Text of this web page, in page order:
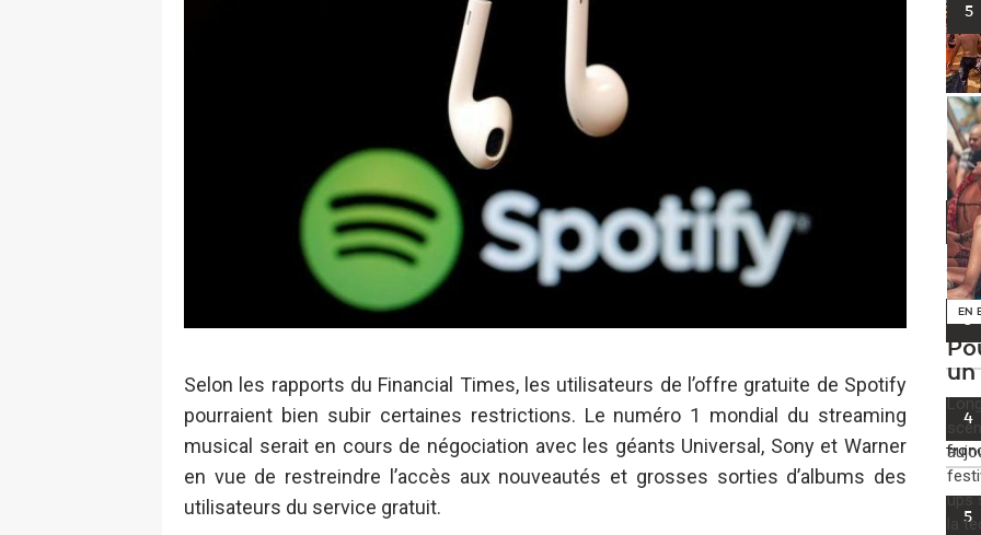
Selon les rapports du Financial Times, les utilisateurs de l’offre gratuite de Spotify
pourraient bien subir certaines restrictions. Le numéro 1 mondial du streaming
musical serait en cours de négociation avec les géants Universal, Sony et Warner
en vue de restreindre l’accès aux nouveautés et grosses sorties d’albums des
utilisateurs du service gratuit.
Le
2
3
4
5
5
EN
un
ups
la